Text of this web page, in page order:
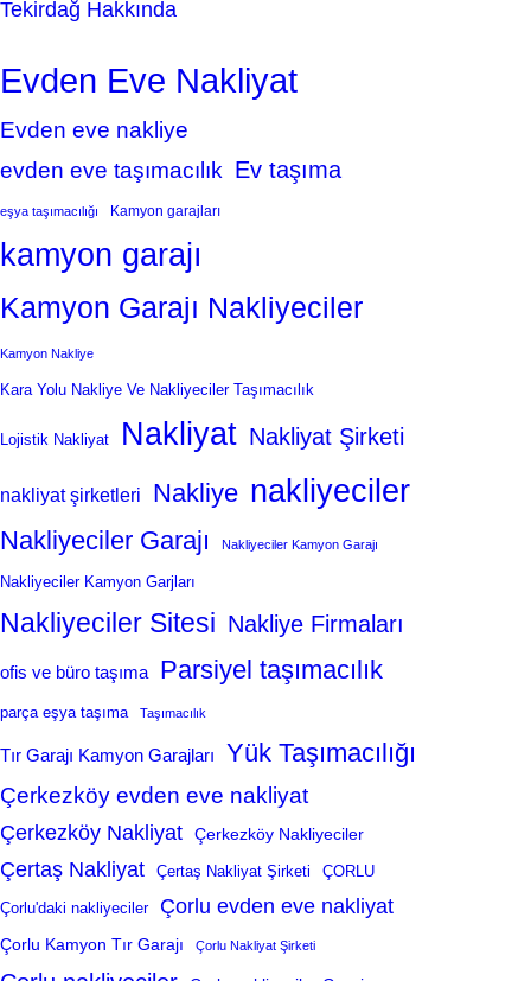
Tekirdağ Hakkında
Evden Eve Nakliyat
Evden eve nakliye
evden eve taşımacılık Ev taşıma
eşya taşımacılığı Kamyon garajları
kamyon garajı
Kamyon Garajı Nakliyeciler
Kamyon Nakliye
Kara Yolu Nakliye Ve Nakliyeciler Taşımacılık
Lojistik Nakliyat Nakliyat Nakliyat Şirketi
nakliyat şirketleri Nakliye nakliyeciler
Nakliyeciler Garajı Nakliyeciler Kamyon Garajı
Nakliyeciler Kamyon Garjları
Nakliyeciler Sitesi Nakliye Firmaları
ofis ve büro taşıma Parsiyel taşımacılık
parça eşya taşıma Taşımacılık
Tır Garajı Kamyon Garajları Yük Taşımacılığı
Çerkezköy evden eve nakliyat
Çerkezköy Nakliyat Çerkezköy Nakliyeciler
Çertaş Nakliyat Çertaş Nakliyat Şirketi ÇORLU
Çorlu'daki nakliyeciler Çorlu evden eve nakliyat
Çorlu Kamyon Tır Garajı Çorlu Nakliyat Şirketi